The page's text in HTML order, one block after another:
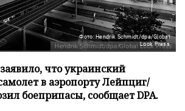
Фото: Hendrik Schmidt/dpa/Global
Look Press
что украинский
в аэропорту Лейпциг/
боеприпасы, сообщает DPA.